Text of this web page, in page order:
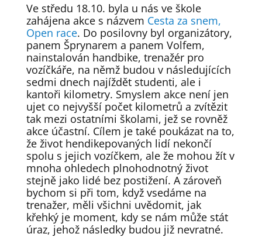
Ve středu 18.10. byla u nás ve škole
zahájena akce s názvem Cesta za snem,
Open race. Do posilovny byl organizátory,
panem Šprynarem a panem Volfem,
nainstalován handbike, trenažér pro
vozíčkáře, na němž budou v následujících
sedmi dnech najíždět studenti, ale i
kantoři kilometry. Smyslem akce není jen
ujet co nejvyšší počet kilometrů a zvítězit
tak mezi ostatními školami, jež se rovněž
akce účastní. Cílem je také poukázat na to,
že život hendikepovaných lidí nekončí
spolu s jejich vozíčkem, ale že mohou žít v
mnoha ohledech plnohodnotný život
stejně jako lidé bez postižení. A zároveň
bychom si při tom, když vsedáme na
trenažer, měli všichni uvědomit, jak
křehký je moment, kdy se nám může stát
úraz, jehož následky budou již nevratné.